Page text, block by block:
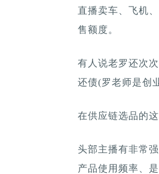
直播卖车、飞机
售额度。
有人说老罗还次
还债(罗老师是创
在供应链选品的
头部主播有非常
产品使用频率、